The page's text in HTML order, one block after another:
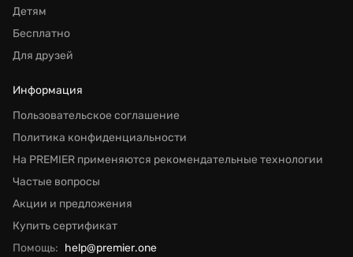
Детям
Бесплатно
Для друзей
Информация
Пользовательское соглашение
Политика конфиденциальности
На PREMIER применяются рекомендательные технологии
Частые вопросы
Акции и предложения
Купить сертификат
Помощь: help@premier.one